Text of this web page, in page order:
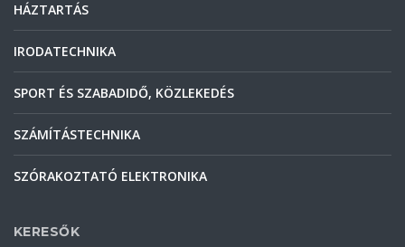
HÁZTARTÁS
IRODATECHNIKA
SPORT ÉS SZABADIDŐ, KÖZLEKEDÉS
SZÁMÍTÁSTECHNIKA
SZÓRAKOZTATÓ ELEKTRONIKA
KERESŐK